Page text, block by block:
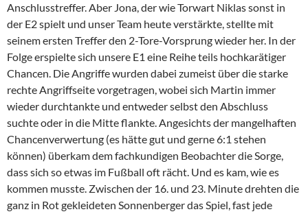
Anschlusstreffer. Aber Jona, der wie Torwart Niklas sonst in
der E2 spielt und unser Team heute verstärkte, stellte mit
seinem ersten Treffer den 2-Tore-Vorsprung wieder her. In der
Folge erspielte sich unsere E1 eine Reihe teils hochkarätiger
Chancen. Die Angriffe wurden dabei zumeist über die starke
rechte Angriffseite vorgetragen, wobei sich Martin immer
wieder durchtankte und entweder selbst den Abschluss
suchte oder in die Mitte flankte. Angesichts der mangelhaften
Chancenverwertung (es hätte gut und gerne 6:1 stehen
können) überkam dem fachkundigen Beobachter die Sorge,
dass sich so etwas im Fußball oft rächt. Und es kam, wie es
kommen musste. Zwischen der 16. und 23. Minute drehten die
ganz in Rot gekleideten Sonnenberger das Spiel, fast jede